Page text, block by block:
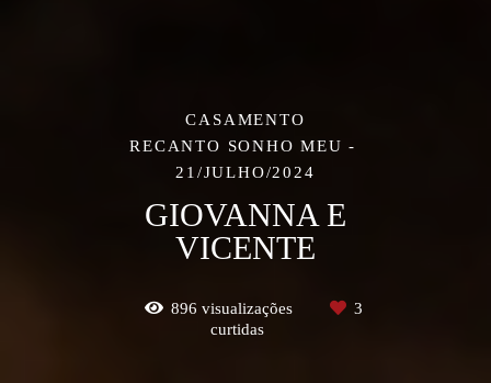
CASAMENTO
RECANTO SONHO MEU
21/JULHO/2024
GIOVANNA E
VICENTE
896 visualizações
3
curtidas